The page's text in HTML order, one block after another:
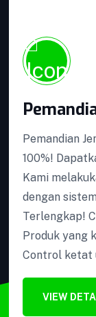
Pemandian
100%!
Kami
dengan
Terlengkap!
Produk yang
Control ketat
VIEW